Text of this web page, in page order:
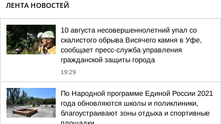
ЛЕНТА НОВОСТЕЙ
10 августа несовершеннолетний упал со
скалистого обрыва Висячего камня в Уфе,
сообщает пресс-служба управления
гражданской защиты города
19:29
По Народной программе Единой России 2021
года обновляются школы и поликлиники,
благоустраивают зоны отдыха и спортивные